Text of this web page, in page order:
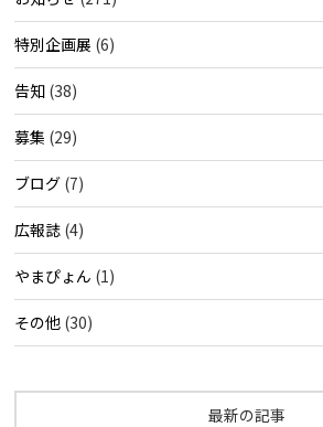
特別企画展 (6)
告知 (38)
募集 (29)
ブログ (7)
広報誌 (4)
やまぴょん (1)
その他 (30)
最新の記事